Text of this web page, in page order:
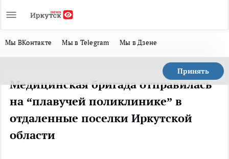
Мы ВКонтакте Мы в Telegram Мы в Дзене
Принять
Медицинская бригада отправилась
на “плавучей поликлинике” в
отдаленные поселки Иркутской
области